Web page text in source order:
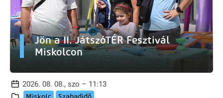
Jön a II. JátszóTÉR Fesztivál
Miskolcon
2026. 08. 08., szo – 11:13